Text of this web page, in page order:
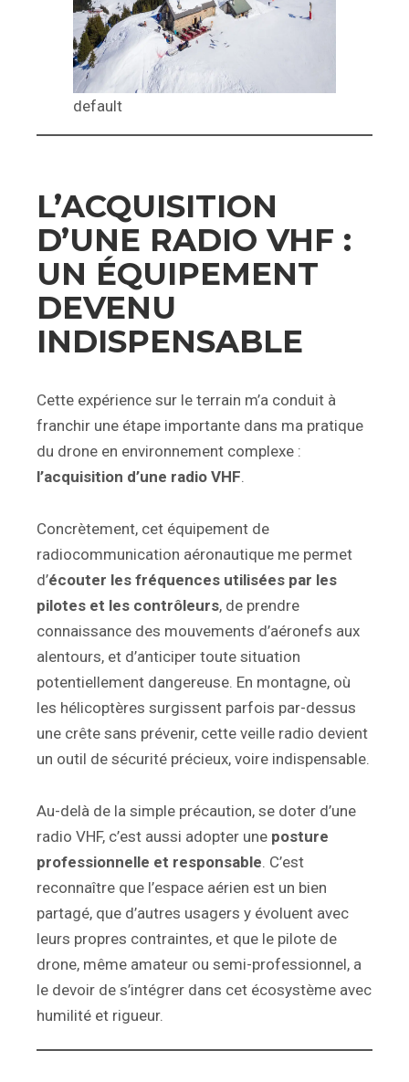
default
L’ACQUISITION
D’UNE RADIO VHF :
UN ÉQUIPEMENT
DEVENU
INDISPENSABLE
Cette expérience sur le terrain m’a conduit à
franchir une étape importante dans ma pratique
du drone en environnement complexe :
l’acquisition d’une radio VHF.
Concrètement, cet équipement de
radiocommunication aéronautique me permet
d’écouter les fréquences utilisées par les
pilotes et les contrôleurs, de prendre
connaissance des mouvements d’aéronefs aux
alentours, et d’anticiper toute situation
potentiellement dangereuse. En montagne, où
les hélicoptères surgissent parfois par-dessus
une crête sans prévenir, cette veille radio devient
un outil de sécurité précieux, voire indispensable.
Au-delà de la simple précaution, se doter d’une
radio VHF, c’est aussi adopter une posture
professionnelle et responsable. C’est
reconnaître que l’espace aérien est un bien
partagé, que d’autres usagers y évoluent avec
leurs propres contraintes, et que le pilote de
drone, même amateur ou semi-professionnel, a
le devoir de s’intégrer dans cet écosystème avec
humilité et rigueur.